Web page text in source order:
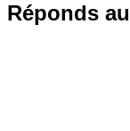
Réponds